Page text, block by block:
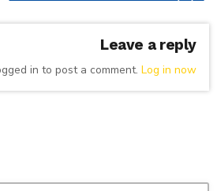
Leave a reply
in to post a comment. Log in now